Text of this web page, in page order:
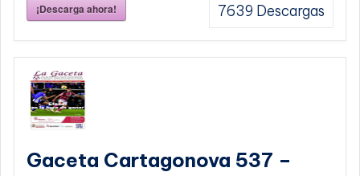
¡Descarga ahora! 7639 Descargas
Gaceta Cartagonova 537 –